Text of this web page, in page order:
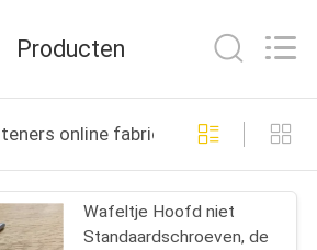
Producten
online fabricage
Wafeltje Hoofd niet
Standaardschroeven, de